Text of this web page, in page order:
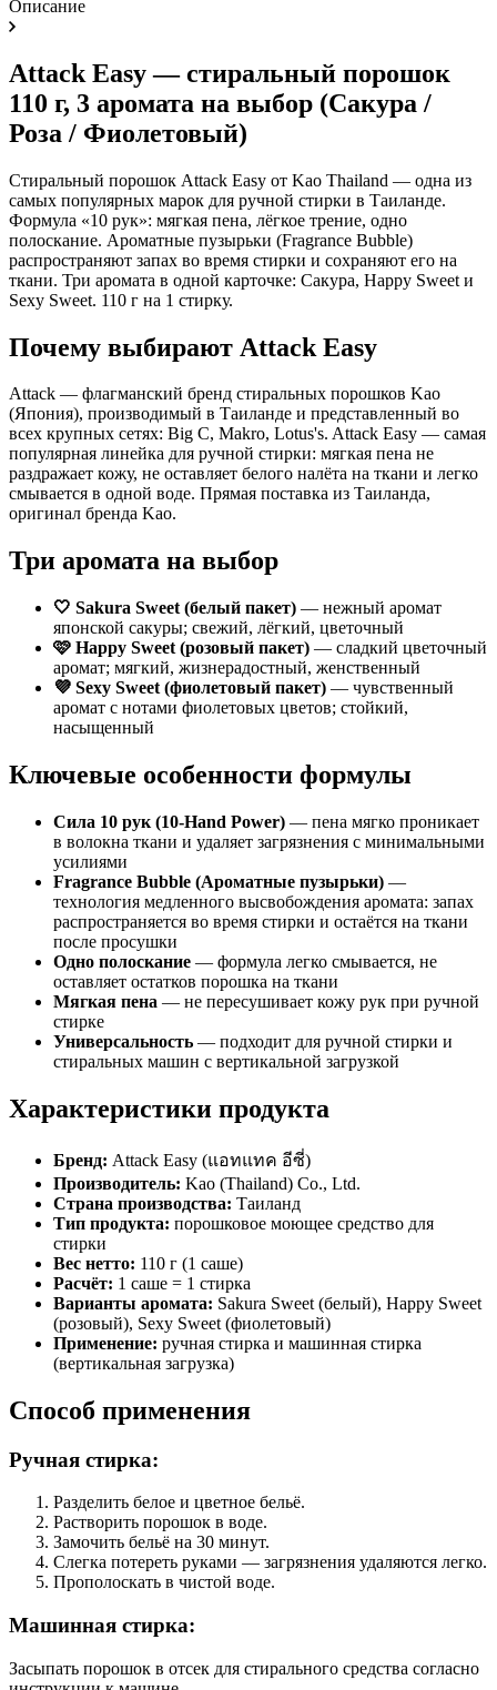
Описание
Attack Easy — стиральный порошок
110 г, 3 аромата на выбор (Сакура /
Роза / Фиолетовый)
Стиральный порошок Attack Easy от Kao Thailand — одна из
самых популярных марок для ручной стирки в Таиланде.
Формула «10 рук»: мягкая пена, лёгкое трение, одно
полоскание. Ароматные пузырьки (Fragrance Bubble)
распространяют запах во время стирки и сохраняют его на
ткани. Три аромата в одной карточке: Сакура, Happy Sweet и
Sexy Sweet. 110 г на 1 стирку.
Почему выбирают Attack Easy
Attack — флагманский бренд стиральных порошков Kao
(Япония), производимый в Таиланде и представленный во
всех крупных сетях: Big C, Makro, Lotus's. Attack Easy — самая
популярная линейка для ручной стирки: мягкая пена не
раздражает кожу, не оставляет белого налёта на ткани и легко
смывается в одной воде. Прямая поставка из Таиланда,
оригинал бренда Kao.
Три аромата на выбор
🤍 Sakura Sweet (белый пакет) — нежный аромат
японской сакуры; свежий, лёгкий, цветочный
🩷 Happy Sweet (розовый пакет) — сладкий цветочный
аромат; мягкий, жизнерадостный, женственный
💜 Sexy Sweet (фиолетовый пакет) — чувственный
аромат с нотами фиолетовых цветов; стойкий,
насыщенный
Ключевые особенности формулы
Сила 10 рук (10-Hand Power) — пена мягко проникает
в волокна ткани и удаляет загрязнения с минимальными
усилиями
Fragrance Bubble (Ароматные пузырьки) —
технология медленного высвобождения аромата: запах
распространяется во время стирки и остаётся на ткани
после просушки
Одно полоскание — формула легко смывается, не
оставляет остатков порошка на ткани
Мягкая пена — не пересушивает кожу рук при ручной
стирке
Универсальность — подходит для ручной стирки и
стиральных машин с вертикальной загрузкой
Характеристики продукта
Бренд: Attack Easy (แอทแทค อีซี่)
Производитель: Kao (Thailand) Co., Ltd.
Страна производства: Таиланд
Тип продукта: порошковое моющее средство для
стирки
Вес нетто: 110 г (1 саше)
Расчёт: 1 саше = 1 стирка
Варианты аромата: Sakura Sweet (белый), Happy Sweet
(розовый), Sexy Sweet (фиолетовый)
Применение: ручная стирка и машинная стирка
(вертикальная загрузка)
Способ применения
Ручная стирка:
Разделить белое и цветное бельё.
Растворить порошок в воде.
Замочить бельё на 30 минут.
Слегка потереть руками — загрязнения удаляются легко.
Прополоскать в чистой воде.
Машинная стирка:
Засыпать порошок в отсек для стирального средства согласно